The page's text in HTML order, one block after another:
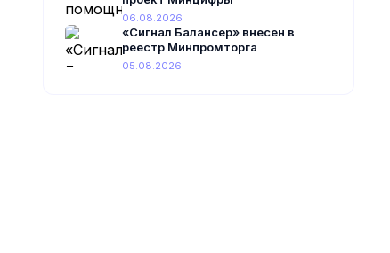
06.08.2026
«Сигнал Балансер» внесен в
реестр Минпромторга
05.08.2026